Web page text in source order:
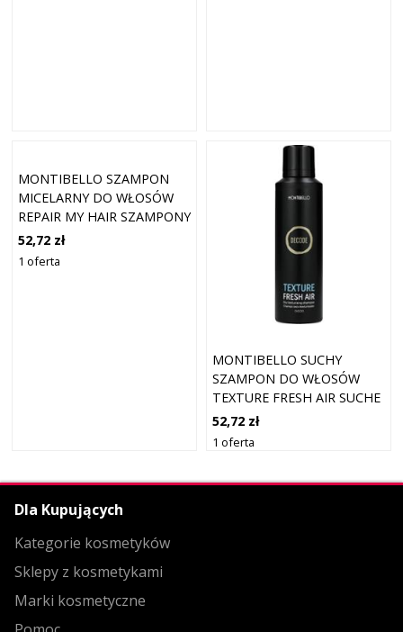
MONTIBELLO SZAMPON
MICELARNY DO WŁOSÓW
REPAIR MY HAIR SZAMPONY
300 ML
52,72 zł
1 oferta
MONTIBELLO SUCHY
SZAMPON DO WŁOSÓW
TEXTURE FRESH AIR SUCHE
SZAMPONY 200 ML
52,72 zł
1 oferta
Dla Kupujących
Kategorie kosmetyków
Sklepy z kosmetykami
Marki kosmetyczne